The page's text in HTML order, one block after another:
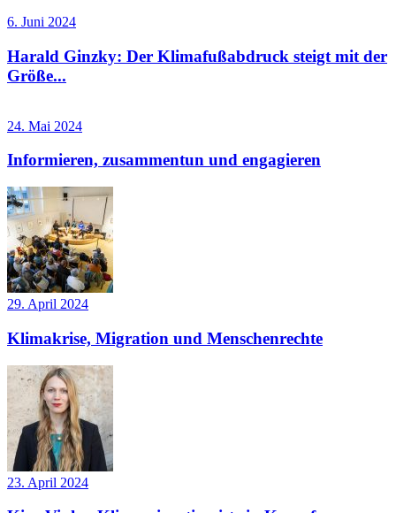
6. Juni 2024
Harald Ginzky: Der Klimafußabdruck steigt mit der
Größe...
24. Mai 2024
Informieren, zusammentun und engagieren
29. April 2024
Klimakrise, Migration und Menschenrechte
23. April 2024